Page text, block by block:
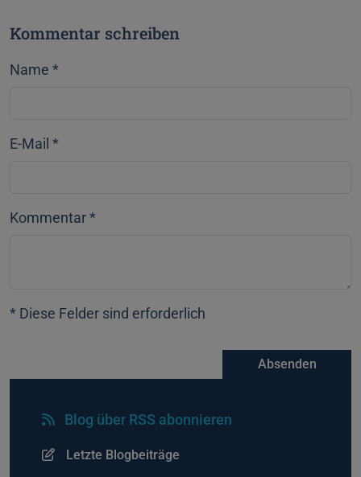
Kommentar schreiben
Name *
E-Mail *
Kommentar*
* Diese Felder sind erforderlich
Absenden
Blog über RSS abonnieren
Letzte Blogbeiträge